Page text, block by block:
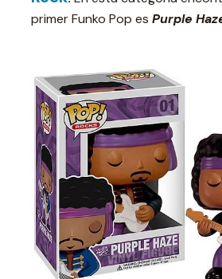
primer Funko Pop es Purple